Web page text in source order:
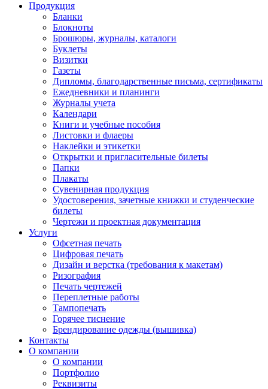
Продукция
Бланки
Блокноты
Брошюры, журналы, каталоги
Буклеты
Визитки
Газеты
Дипломы, благодарственные письма, сертификаты
Ежедневники и планинги
Журналы учета
Календари
Книги и учебные пособия
Листовки и флаеры
Наклейки и этикетки
Открытки и пригласительные билеты
Папки
Плакаты
Сувенирная продукция
Удостоверения, зачетные книжки и студенческие
билеты
Чертежи и проектная документация
Услуги
Офсетная печать
Цифровая печать
Дизайн и верстка (требования к макетам)
Ризография
Печать чертежей
Переплетные работы
Тампопечать
Горячее тиснение
Брендирование одежды (вышивка)
Контакты
О компании
О компании
Портфолио
Реквизиты